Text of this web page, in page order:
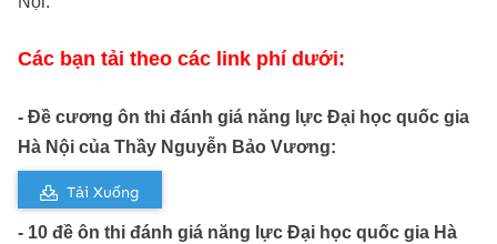
Các bạn tải theo các link phí dưới:
- Đề cương ôn thi đánh giá năng lực Đại học quốc gia
Hà Nội của Thầy Nguyễn Bảo Vương:
Tải Xuống
- 10 đề ôn thi đánh giá năng lực Đại học quốc gia Hà